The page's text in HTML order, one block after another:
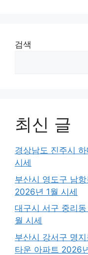
검색
최신 글
경상남도 진주시
시세
부산시 영도구 남
2026년 1월 시세
대구시 서구 중리
월 시세
부산시 강서구 명
타운 아파트 2026